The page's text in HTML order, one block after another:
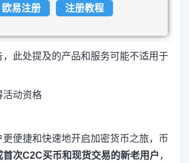
欧易注册 注册教程
此处提及的产品和服务可能不适用于
活动资格
便捷和快速地开启加密货币之旅，币
首次C2C买币和现货交易的新老用户，